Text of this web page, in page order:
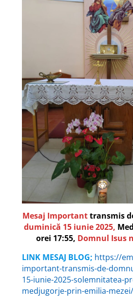
Mesaj Importanttransmis
duminică 15 iunie 2025,
orei 17:55, Domnul Isus
LINK MESAJ BLOG; https://
important-transmis-de-
15-iunie-2025-solemnitatea-
medjugorje-prin-emilia-mezei/